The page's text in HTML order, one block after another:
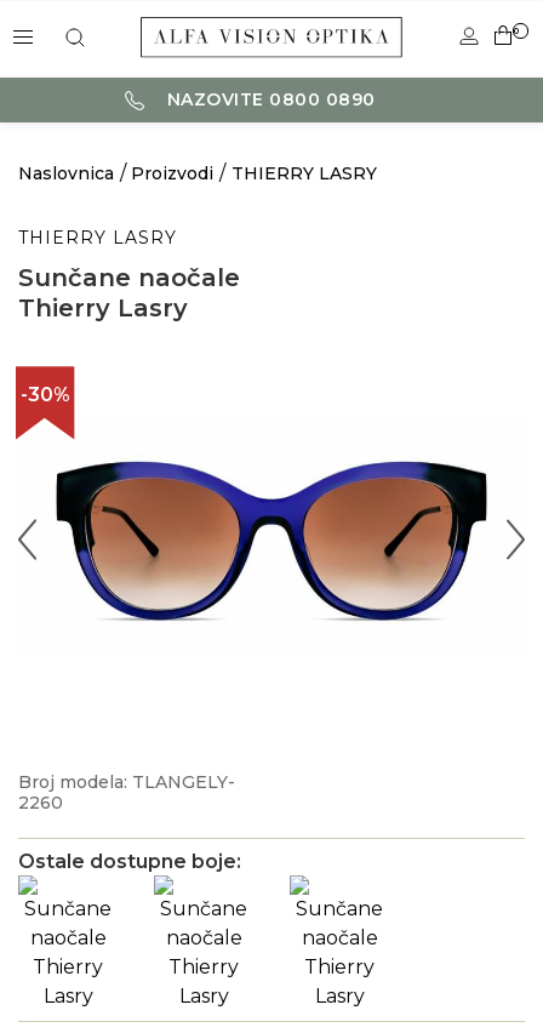
0
NAZOVITE 0800 0890
Naslovnica Proizvodi THIERRY LASRY
THIERRY LASRY
Sunčane naočale
Thierry Lasry
-30%
Broj modela: TLANGELY-
2260
Ostale dostupne boje: